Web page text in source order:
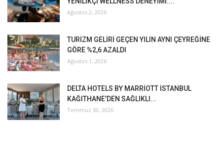
Ağustos 2, 2026
TURİZM GELİRİ GEÇEN YILIN AYNI ÇEYREĞİNE
GÖRE %2,6 AZALDI
Ağustos 1, 2026
DELTA HOTELS BY MARRİOTT İSTANBUL
KAĞITHANE’DEN SAĞLIKLI...
Temmuz 30, 2026